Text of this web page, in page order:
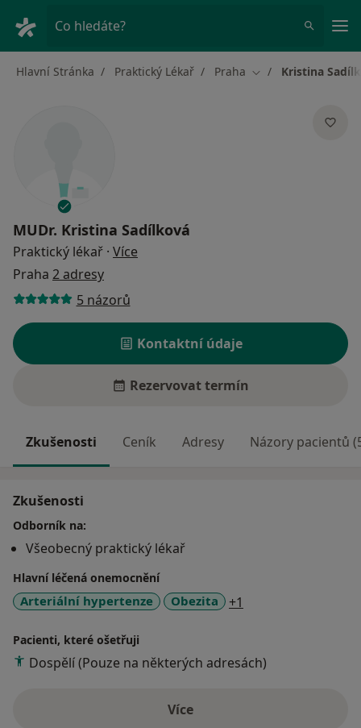
Co hledáte?
Hlavní Stránka Praktický Lékař Praha Změna města
Kristina
MUDr. Kristina Sadílková
Praktický lékař · Více
Praha 2 adresy
5 názorů
Kontaktní údaje
Rezervovat termín
Zkušenosti Ceník Adresy Názory pacientů
Zkušenosti
Odborník na:
Všeobecný praktický lékař
Hlavní léčená onemocnění
Arteriální hypertenze Obezita +1
Pacienti, které ošetřuji
Dospělí (Pouze na některých adresách)
Víceo zkušenostech